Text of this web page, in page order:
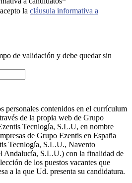
la cláusula informativa a
de validación y debe quedar sin
personales contenidos en el currículum
de la propia web de Grupo
Tecnlogía, S.L.U, en nombre
de Grupo Ezentis en España
Tecnlogía, S.L.U., Navento
Andalucía, S.L.U.) con la finalidad de
de los puestos vacantes que
a la que Ud. presenta su candidatura.